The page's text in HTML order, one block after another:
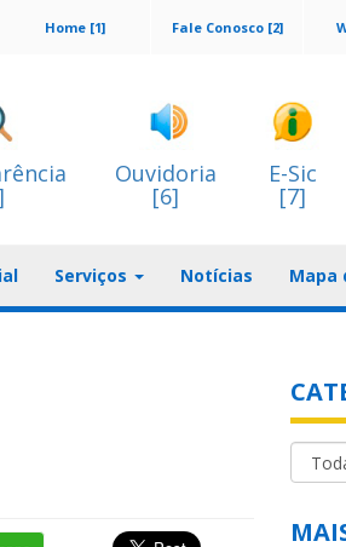
Fale Conosco [2]
Home [1]
Ouvidoria
[6]
E-Sic
[7]
Serviços Notícias Mapa